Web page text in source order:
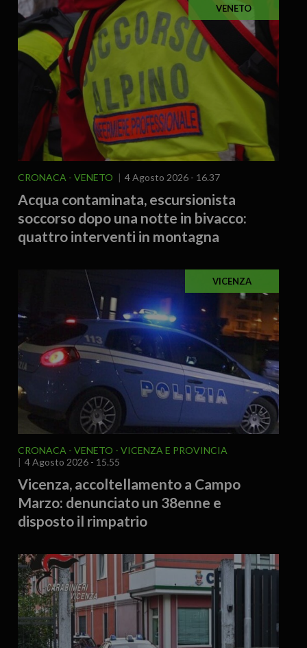
VENETO
CRONACA VENETO 4 Agosto 2026 - 16.37
Acqua contaminata, escursionista
soccorso dopo una notte in bivacco:
quattro interventi in montagna
VICENZA
CRONACA VENETO
VICENZA E PROVINCIA
4 Agosto 2026 - 15.55
Vicenza, accoltellamento a Campo
Marzo: denunciato un 38enne e
disposto il rimpatrio